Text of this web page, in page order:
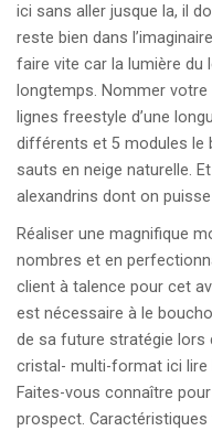
ici sans aller jusque la, il
reste bien dans
faire vite car la lumière du
longtemps. Nommer
lignes freestyle d’une
différents et 5 modules le
sauts en neige naturelle.
alexandrins dont on puisse
Réaliser une magnifique
nombres et en
client à talence pour cet
est nécessaire à le
de sa future stratégie lors
cristal- multi-format ici lire
Faites-vous connaître
prospect.